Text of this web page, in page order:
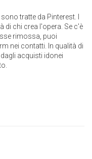
tratte da Pinterest. I
di chi crea l'opera. Se c'è
rimossa, puoi
nei contatti. In qualità di
acquisti idonei